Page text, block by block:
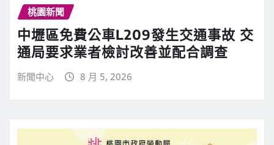
桃園新聞
中壢區免費公車L209發生交通事故 交
通局要求業者檢討改善並配合調查
新聞中心 8 月 5, 2026